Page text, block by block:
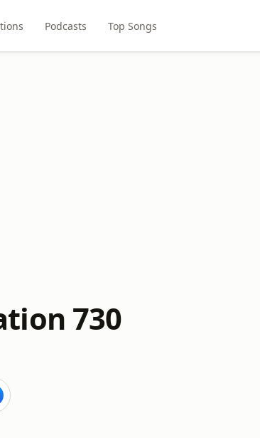
Podcasts Top Songs
730